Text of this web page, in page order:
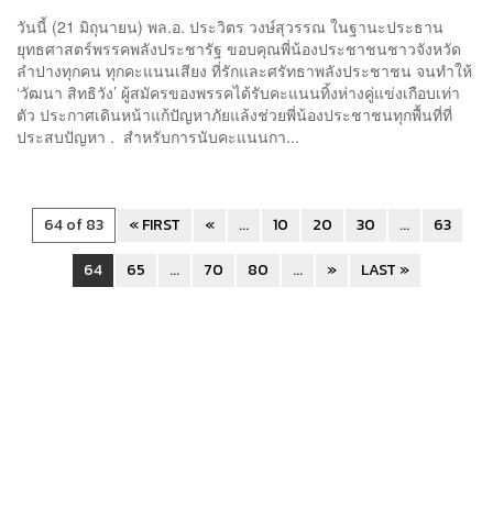
วันนี้ (21 มิถุนายน) พล.อ. ประวิตร วงษ์สุวรรณ ในฐานะประธาน
ยุทธศาสตร์พรรคพลังประชารัฐ ขอบคุณพี่น้องประชาชนชาวจังหวัด
ลำปางทุกคน ทุกคะแนนเสียง ที่รักและศรัทธาพลังประชาชน จนทำให้
‘วัฒนา สิทธิวัง’ ผู้สมัครของพรรคได้รับคะแนนทิ้งห่างคู่แข่งเกือบเท่า
ตัว ประกาศเดินหน้าแก้ปัญหาภัยแล้งช่วยพี่น้องประชาชนทุกพื้นที่ที่
ประสบปัญหา . สำหรับการนับคะแนนกา...
64 of 83 « FIRST « ... 10 20 30 ...
63
64
65 ... 70 80 ... » LAST »